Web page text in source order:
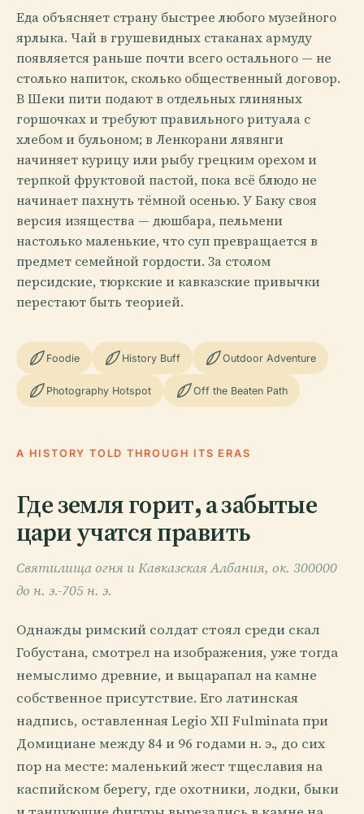
Еда объясняет страну быстрее любого музейного
ярлыка. Чай в грушевидных стаканах армуду
появляется раньше почти всего остального — не
столько напиток, сколько общественный договор.
В Шеки пити подают в отдельных глиняных
горшочках и требуют правильного ритуала с
хлебом и бульоном; в Ленкорани лявянги
начиняет курицу или рыбу грецким орехом и
терпкой фруктовой пастой, пока всё блюдо не
начинает пахнуть тёмной осенью. У Баку своя
версия изящества — дюшбара, пельмени
настолько маленькие, что суп превращается в
предмет семейной гордости. За столом
персидские, тюркские и кавказские привычки
перестают быть теорией.
Foodie History Buff Outdoor Adventure
Photography Hotspot Off the Beaten Path
A HISTORY TOLD THROUGH ITS ERAS
Где земля горит, а забытые
цари учатся править
Святилища огня и Кавказская Албания, ок. 300000
до н. э.-705 н. э.
Однажды римский солдат стоял среди скал
Гобустана, смотрел на изображения, уже тогда
немыслимо древние, и выцарапал на камне
собственное присутствие. Его латинская
надпись, оставленная Legio XII Fulminata при
Домициане между 84 и 96 годами н. э., до сих
пор на месте: маленький жест тщеславия на
каспийском берегу, где охотники, лодки, быки